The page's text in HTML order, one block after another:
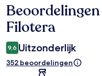
Beoordelingen
Filotera
9,6 Uitzonderlijk
352 beoordelingen